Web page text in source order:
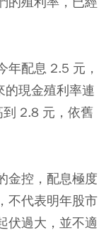
年配息 2.5 元，
現金殖利率連
2.8 元，依舊
金控，配息極度
不代表明年股市
伏過大，並不適